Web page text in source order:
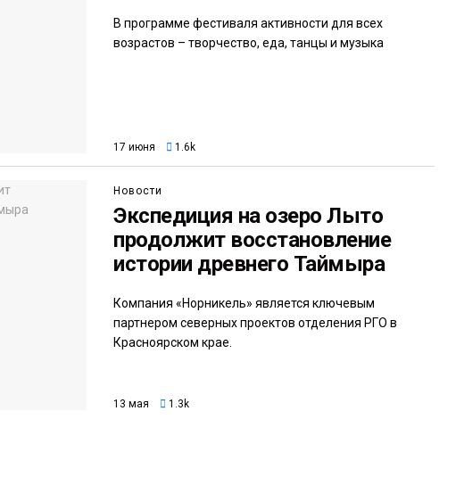
В программе фестиваля активности для всех
возрастов – творчество, еда, танцы и музыка
17 июня 1.6k
Новости
Экспедиция на озеро Лыто
продолжит восстановление
истории древнего Таймыра
Компания «Норникель» является ключевым
партнером северных проектов отделения РГО в
Красноярском крае.
13 мая 1.3k